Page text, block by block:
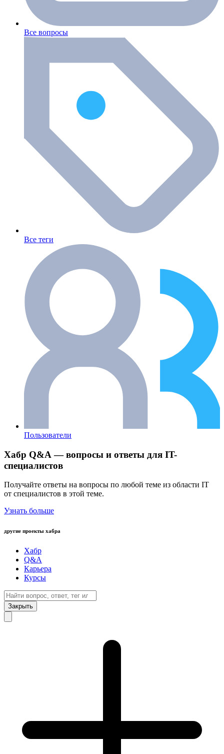
Все вопросы
Все теги
Пользователи
Хабр Q&A — вопросы и ответы для IT-
специалистов
Получайте ответы на вопросы по любой теме из области IT
от специалистов в этой теме.
Узнать больше
другие проекты хабра
Хабр
Q&A
Карьера
Курсы
Закрыть